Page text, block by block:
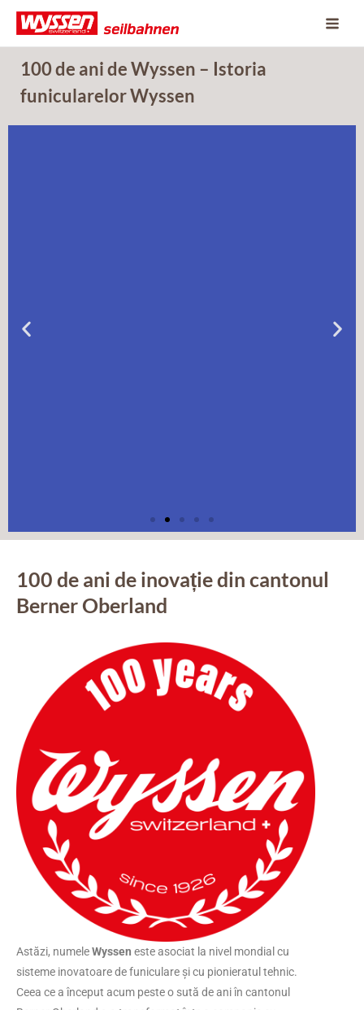
Skip
content
100 de ani de Wyssen – Istoria
funicularelor Wyssen
100 de ani de inovație din cantonul
Berner Oberland
Astăzi, numeleWyssen este asociat la nivel mondial cu
sisteme inovatoare de funiculare și cu pionieratul tehnic.
Ceea ce a început acum peste o sută de ani în cantonul